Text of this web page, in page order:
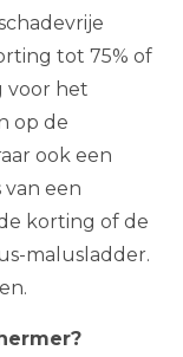
tot 75% of
voor het
op de
ook een
van een
korting of de
malusladder.